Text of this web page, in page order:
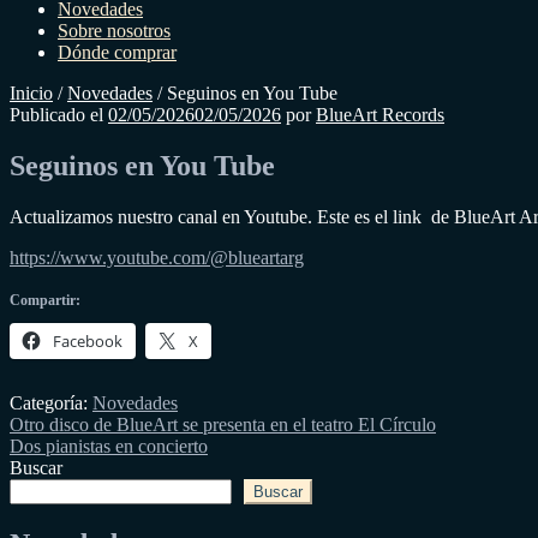
Novedades
Sobre nosotros
Dónde comprar
Inicio /Novedades / Seguinos en You Tube
Publicado el 02/05/202602/05/2026 porBlueArt Records
Seguinos en You Tube
Actualizamos nuestro canal en Youtube. Este es el link de BlueArt
https://www.youtube.com/@blueartarg
Compartir:
Facebook X
Categoría: Novedades
Navegación
de
Entrada
anterior:
Otro disco de BlueArt se presenta en el teatro El Círculo
Siguiente
entrada:
Dos pianistas en concierto
Buscar
Buscar